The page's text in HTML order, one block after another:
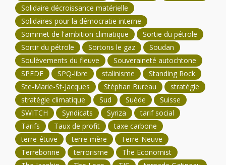
Solidaire décroissance matérielle
Solidaires pour la démocratie interne
Sommet de l'ambition climatique
Sortie du pétrole
Sortir du pétrole
Sortons le gaz
Soudan
Soulèvements du fleuve
Souveraineté autochtone
SPEDE
SPQ-libre stalinisme
Standing Rock
Ste-Marie-St-Jacques
Stéphan Bureau
stratégie
stratégie climatique
Sud Suède
Suisse
SWITCH
Syndicats Syriza
tarif social
Tarifs
Taux de profit
taxe carbone
terre-étuve
terre-mère
Terre-Neuve
Terrebonne
terrorisme
The Economist